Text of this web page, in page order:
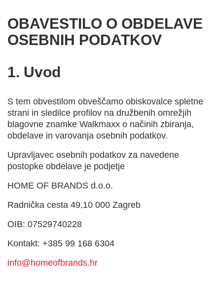
OBAVESTILO O OBDELAVE
OSEBNIH PODATKOV
1. Uvod
S tem obvestilom obveščamo obiskovalce spletne
strani in sledilce profilov na družbenih omrežjih
blagovne znamke Walkmaxx o načinih zbiranja,
obdelave in varovanja osebnih podatkov.
Upravljavec osebnih podatkov za navedene
postopke obdelave je podjetje
HOME OF BRANDS d.o.o.
Radnička cesta 49,10 000 Zagreb
OIB: 07529740228
Kontakt: +385 99 168 6304
info@homeofbrands.hr